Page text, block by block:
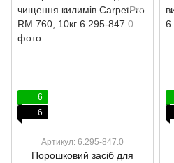
6
6
Артикул: 6.295-847.0
Порошковий засіб для